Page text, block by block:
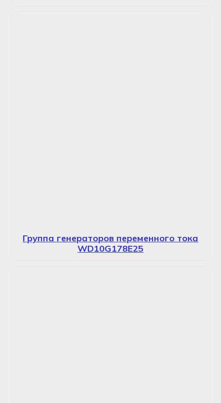
Группа генераторов переменного тока
WD10G178E25